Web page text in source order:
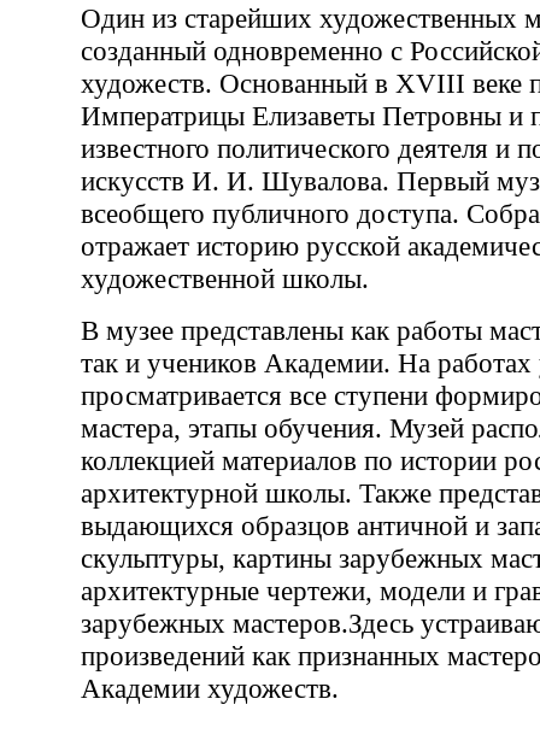
Один из старейших художественных
созданный одновременно с
художеств. Основанный в ХVIII веке
Императрицы Елизаветы Петровны и
известного политического деятеля и
искусств И. И. Шувалова. Первый
всеобщего публичного доступа.
отражает историю русской
художественной школы.
В музее представлены как работы
так и учеников Академии. На работах
просматривается все ступени
мастера, этапы обучения. Музей
коллекцией материалов по истории
архитектурной школы. Также
выдающихся образцов античной и
скульптуры, картины зарубежных
архитектурные чертежи, модели и
зарубежных мастеров.Здесь
произведений как признанных
Академии художеств.